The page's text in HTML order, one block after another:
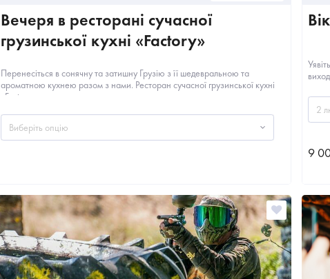
Вечеря в ресторані сучасної
грузинської кухні «Factory»
Перенесіться в сонячну та затишну Грузію з її шедевральною та
ароматною кухнею разом з нами. Ресторан сучасної грузинської кухні
«Factory»...
Виберіть опцію
2
9